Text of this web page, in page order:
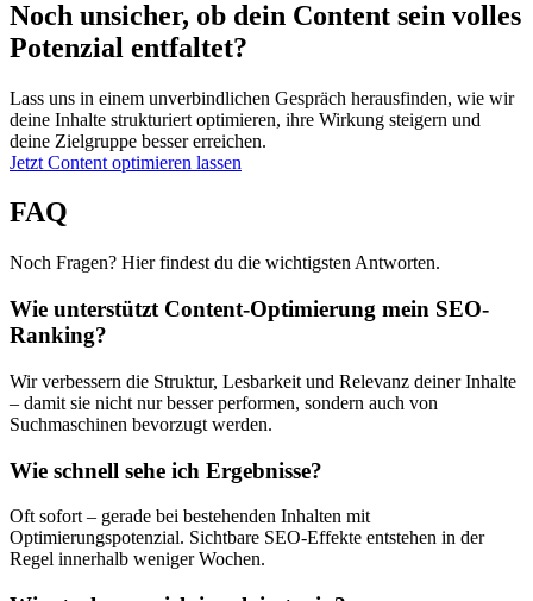
Noch unsicher, ob dein Content sein volles
Potenzial entfaltet?
Lass uns in einem unverbindlichen Gespräch herausfinden, wie wir
deine Inhalte strukturiert optimieren, ihre Wirkung steigern und
deine Zielgruppe besser erreichen.
Jetzt Content optimieren lassen
FAQ
Noch Fragen? Hier findest du die wichtigsten Antworten.
Wie unterstützt Content-Optimierung mein SEO-
Ranking?
Wir verbessern die Struktur, Lesbarkeit und Relevanz deiner Inhalte
– damit sie nicht nur besser performen, sondern auch von
Suchmaschinen bevorzugt werden.
Wie schnell sehe ich Ergebnisse?
Oft sofort – gerade bei bestehenden Inhalten mit
Optimierungspotenzial. Sichtbare SEO-Effekte entstehen in der
Regel innerhalb weniger Wochen.